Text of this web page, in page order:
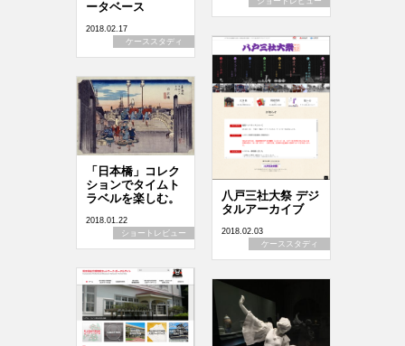
ータベース
2018.02.17
ケーススタディ
八戸三社大祭 デジ
タルアーカイブ
2018.02.03
ケーススタディ
「日本橋」コレク
ションでタイムト
ラベルを楽しむ。
2018.01.22
ショートレビュー